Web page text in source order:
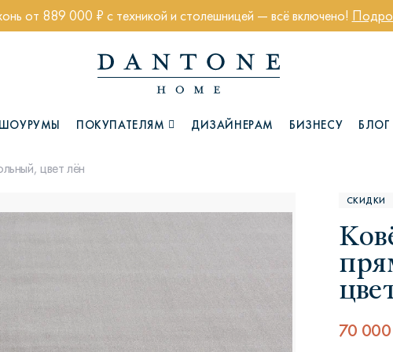
от 889 000 ₽ с техникой и столешницей — всё включено!
ШОУРУМЫ ПОКУПАТЕЛЯМ ДИЗАЙНЕРАМ БИЗНЕСУ БЛОГ
Глазго Хэмптон
цвет лён
СКИДКИ
70